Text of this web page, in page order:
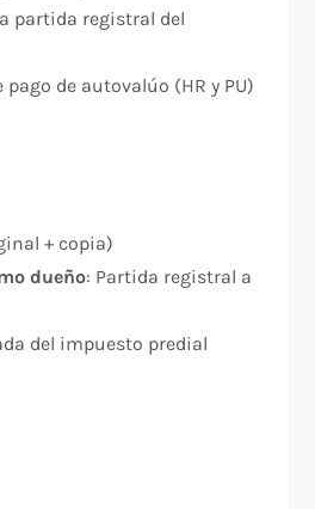
partida registral del
de autovalúo (HR y PU)
+ copia)
dueño: Partida registral a
del impuesto predial